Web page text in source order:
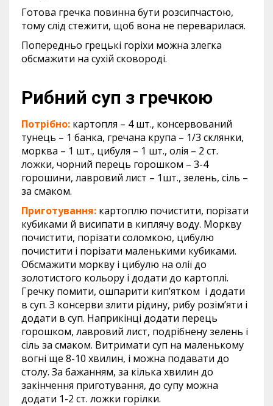
Готова гречка повинна бути розсипчастою,
тому слід стежити, щоб вона не переварилася.
Попередньо грецькі горіхи можна злегка
обсмажити на сухій сковороді.
Рибний суп з гречкою
Потрібно: картопля – 4 шт., консервований
тунець – 1 банка, гречана крупа – 1/3 склянки,
морква – 1 шт., цибуля – 1 шт., олія – 2 ст.
ложки, чорний перець горошком – 3-4
горошини, лавровий лист – 1шт., зелень, сіль –
за смаком.
Приготування: картоплю почистити, порізати
кубиками й висипати в киплячу воду. Моркву
почистити, порізати соломкою, цибулю
почистити і порізати маленькими кубиками.
Обсмажити моркву і цибулю на олії до
золотистого кольору і додати до картоплі.
Гречку помити, ошпарити кип’ятком і додати
в суп. З консерви злити рідину, рибу розім’яти і
додати в суп. Наприкінці додати перець
горошком, лавровий лист, подрібнену зелень і
сіль за смаком. Витримати суп на маленькому
вогні ще 8-10 хвилин, і можна подавати до
столу. За бажанням, за кілька хвилин до
закінчення приготування, до супу можна
додати 1-2 ст. ложки горілки.